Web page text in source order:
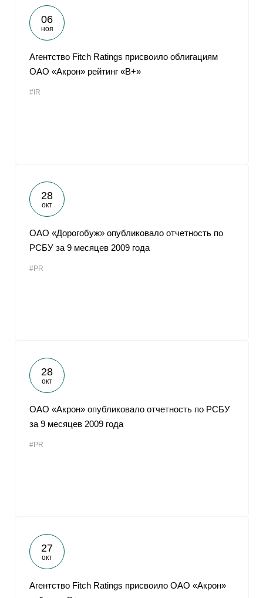
06
ноя
Агентство Fitch Ratings присвоило облигациям
ОАО «Акрон» рейтинг «В+»
#IR
28
окт
ОАО «Дорогобуж» опубликовало отчетность по
РСБУ за 9 месяцев 2009 года
#PR
28
окт
ОАО «Акрон» опубликовало отчетность по РСБУ
за 9 месяцев 2009 года
#PR
27
окт
Агентство Fitch Ratings присвоило ОАО «Акрон»